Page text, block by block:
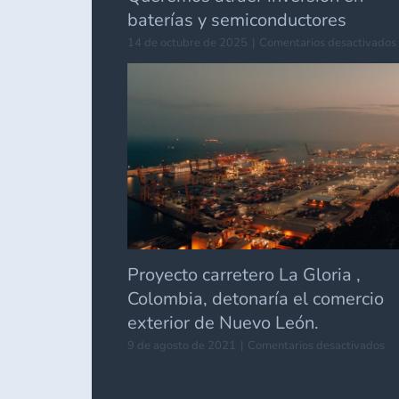
baterías y semiconductores
14 de octubre de 2025 | Comentarios desactivadosen
Proyecto carretero La Gloria ,
Colombia, detonaría el comercio
exterior de Nuevo León.
9 de agosto de 2021 | Comentarios desactivadosen